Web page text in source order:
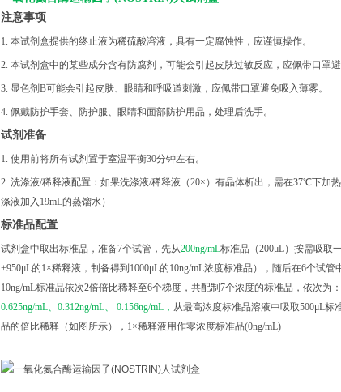
注意事项
1. 本试剂盒提供的终止液为稀硫酸溶液，具有一定腐蚀性，应谨慎操作。
2. 本试剂盒中的某些成分含有防腐剂，可能会引起皮肤过敏反应，应佩带口罩避
3. 显色剂B可能会引起皮肤、眼睛和呼吸道刺激，应佩带口罩避免吸入薄雾。
4. 佩戴防护手套、防护服、眼睛和面部防护用品，处理后洗手。
试剂准备
1. 使用前将所有试剂置于室温平衡30分钟左右。
2. 洗涤液/稀释液配置：如果洗涤液/稀释液（20×）有晶体析出，需在37℃下加
涤液加入19mL的蒸馏水）
标准品配置
试剂盒中取出标准品，准备7个试管，先从200ng/mL标准品（200μL）按需吸取
+950μL的1×稀释液，制备得到1000μL的10ng/mL浓度标准品），随后在6个试
10ng/mL标准品依次2倍倍比稀释至6个梯度，共配制7个浓度的标准品，依次为：
0.625ng/mL、0.312ng/mL、 0.156ng/mL， 从最高浓度标准品溶液中吸取500μL标
品的倍比稀释（如图所示），1×稀释液用作零浓度标准品(0ng/mL)